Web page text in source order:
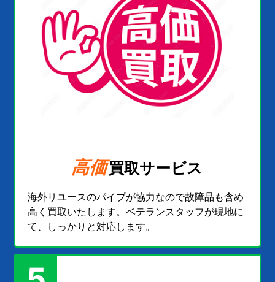
高価買取サービス
海外リユースのパイプが協力なので故障品も含め
高く買取いたします。ベテランスタッフが現地に
て、しっかりと対応します。